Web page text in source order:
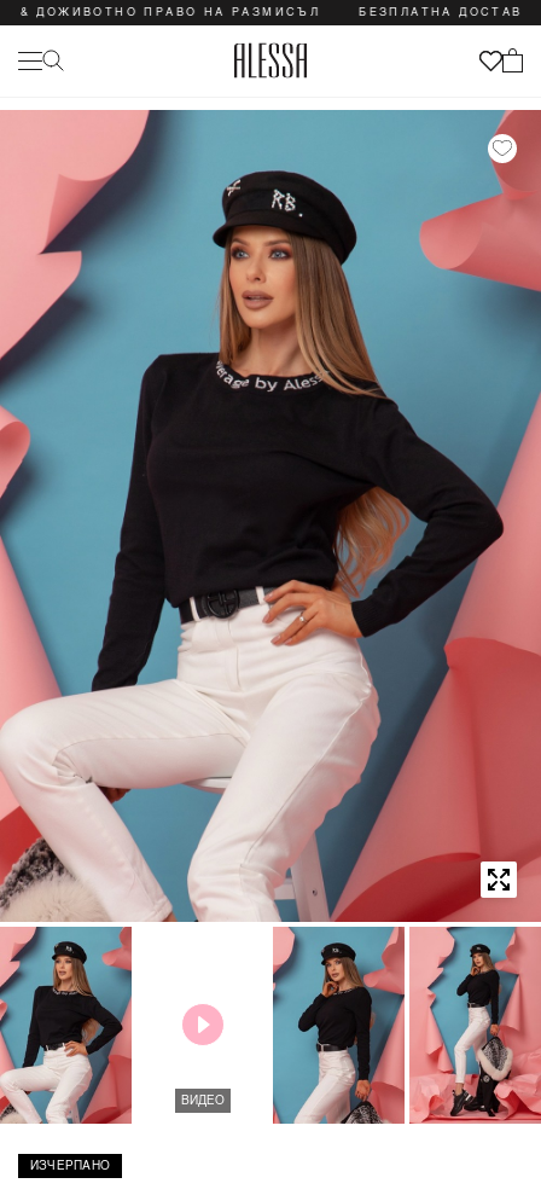
ПРАВО НА РАЗМИСЪЛ БЕЗПЛАТНА ДОСТАВКА &
ВИДЕО
ИЗЧЕРПАНО